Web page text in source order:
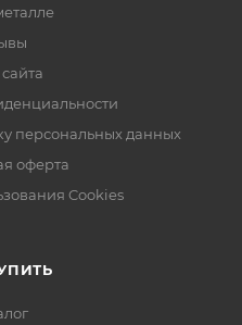
персональных данных
оферта
Cookies